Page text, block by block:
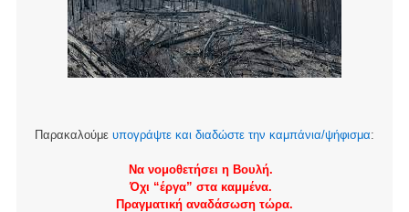
Παρακαλούμε υπογράψτε και διαδώστε την καμπάνια/ψήφισμα:
Να νομοθετήσει η Βουλή.
Όχι “έργα” στα καμμένα.
Πραγματική αναδάσωση τώρα.